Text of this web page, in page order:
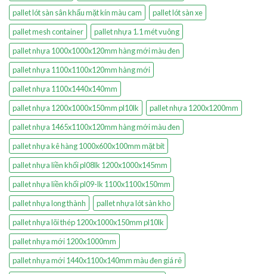
pallet lót sàn sân khấu mặt kín màu cam
pallet lót sàn xe
pallet mesh container
pallet nhựa 1.1 mét vuông
pallet nhựa 1000x1000x120mm hàng mới màu đen
pallet nhựa 1100x1100x120mm hàng mới
pallet nhựa 1100x1440x140mm
pallet nhựa 1200x1000x150mm pl10lk
pallet nhựa 1200x1200mm
pallet nhựa 1465x1100x120mm hàng mới màu đen
pallet nhựa kê hàng 1000x600x100mm mặt bít
pallet nhựa liền khối pl08lk 1200x1000x145mm
pallet nhựa liền khối pl09-lk 1100x1100x150mm
pallet nhựa long thành
pallet nhựa lót sàn kho
pallet nhựa lõi thép 1200x1000x150mm pl10lk
pallet nhựa mới 1200x1000mm
pallet nhựa mới 1440x1100x140mm màu đen giá rẻ